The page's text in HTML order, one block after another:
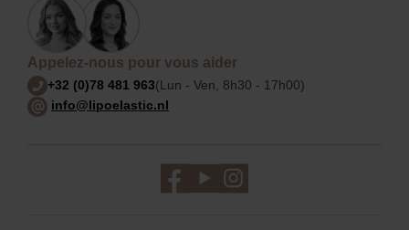
Appelez-nous pour vous aider
+32 (0)78 481 963(Lun - Ven, 8h30 - 17h00)
info@lipoelastic.nl